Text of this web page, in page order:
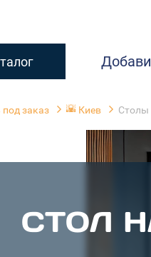
заказ 🌇 Киев Столы
СТОЛ